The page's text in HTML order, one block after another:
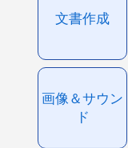
文書作成
画像＆サウン
ド